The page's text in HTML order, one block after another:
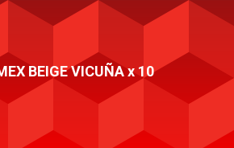
BEIGE VICUÑA x 10